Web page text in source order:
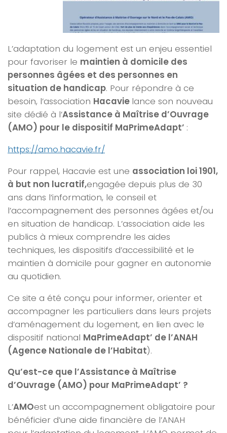
L’adaptation du logement est un enjeu essentiel
pour favoriser le maintien à domicile des
personnes âgées et des personnes en
situation de handicap. Pour répondre à ce
besoin, l’association Hacavie lance son nouveau
site dédié à l’Assistance à Maîtrise d’Ouvrage
(AMO) pour le dispositif MaPrimeAdapt’ :
https://amo.hacavie.fr/
Pour rappel, Hacavie est une association loi 1901,
à but non lucratif,engagée depuis plus de 30
ans dans l’information, le conseil et
l’accompagnement des personnes âgées et/ou
en situation de handicap. L’association aide les
publics à mieux comprendre les aides
techniques, les dispositifs d’accessibilité et le
maintien à domicile pour gagner en autonomie
au quotidien.
Ce site a été conçu pour informer, orienter et
accompagner les particuliers dans leurs projets
d’aménagement du logement, en lien avec le
dispositif national MaPrimeAdapt’ de l’ANAH
(Agence Nationale de l’Habitat).
Qu’est-ce que l’Assistance à Maîtrise
d’Ouvrage (AMO) pour MaPrimeAdapt’ ?
L’AMOest un accompagnement obligatoire pour
bénéficier d’une aide financière de l’ANAH